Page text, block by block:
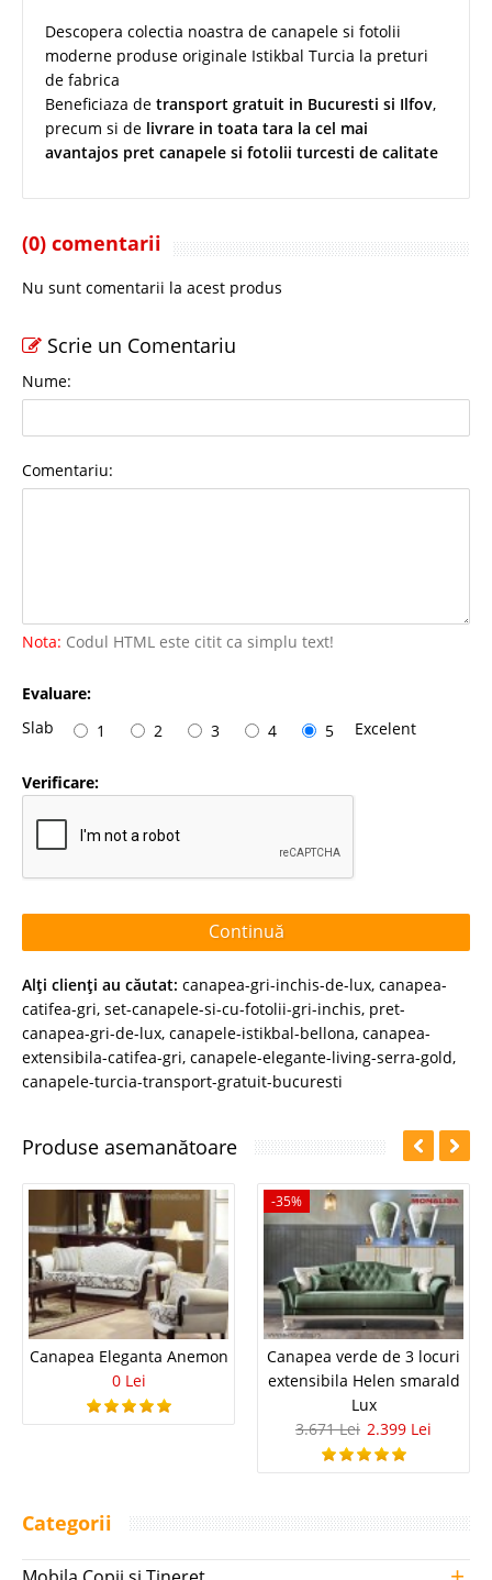
Descopera colectia noastra de canapele si fotolii
moderne produse originale Istikbal Turcia la preturi
de fabrica
Beneficiaza de transport gratuit in Bucuresti si Ilfov,
precum si de livrare in toata tara la cel mai
avantajos pret canapele si fotolii turcesti de calitate
(0) comentarii
Nu sunt comentarii la acest produs
Scrie un Comentariu
Nume:
Comentariu:
Nota: Codul HTML este citit ca simplu text!
Evaluare:
Slab
1 2 3 4 5 Excelent
Verificare:
Continuă
Alţi clienţi au căutat: canapea-gri-inchis-de-lux, canapea-
catifea-gri, set-canapele-si-cu-fotolii-gri-inchis, pret-
canapea-gri-de-lux, canapele-istikbal-bellona, canapea-
extensibila-catifea-gri, canapele-elegante-living-serra-gold,
canapele-turcia-transport-gratuit-bucuresti
Produse asemanătoare
Canapea Eleganta Anemon
0 Lei
-35%
Canapea verde de 3 locuri
extensibila Helen smarald
Lux
3.671 Lei 2.399 Lei
Categorii